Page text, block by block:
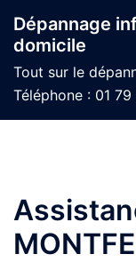
au
contenu
Dépannage
domicile
Tout sur le
Téléphone : 01